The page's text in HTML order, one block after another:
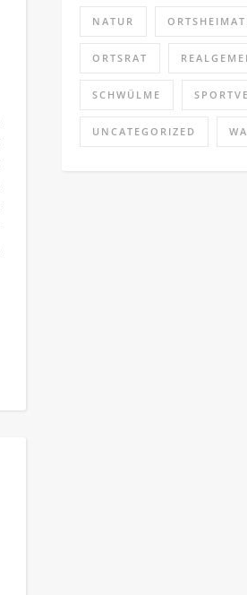
NATUR
ORTSRAT
SCHWÜLME
UNCATEGORIZED